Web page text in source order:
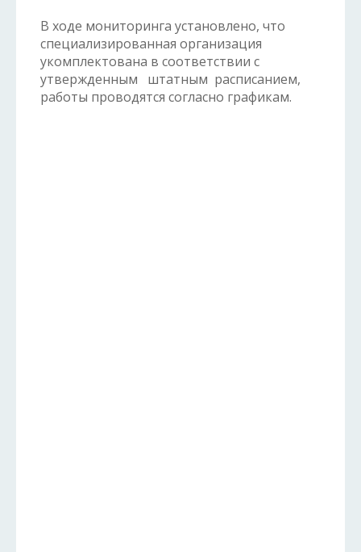
В ходе мониторинга установлено, что
специализированная организация
укомплектована в соответствии с
утвержденным штатным расписанием,
работы проводятся согласно графикам.